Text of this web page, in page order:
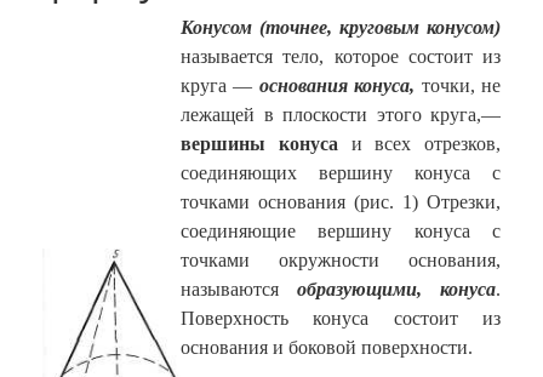
Конусом (точнее, круговым конусом)
называется тело, которое состоит из
круга — основания конуса, точки, не
лежащей в плоскости этого круга,—
вершины конуса и всех отрезков,
соединяющих вершину конуса с
точками основания (рис. 1) Отрезки,
соединяющие вершину конуса с
точками окружности основания,
называются образующими, конуса.
Поверхность конуса состоит из
основания и боковой поверхности.